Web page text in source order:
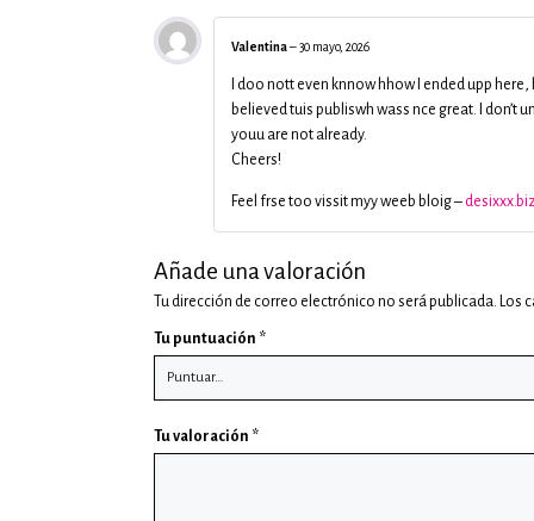
Valentina– 30 mayo, 2026
I doo nott even knnow hhow I ended upp here,
believed tuis publiswh wass nce great. I
youu are not already.
Cheers!
Feel frse too vissit myy weeb bloig – desixxx.biz
Añade una valoración
Tu dirección de correo electrónico no será publicada. Los
Tu puntuación *
Tu valoración *